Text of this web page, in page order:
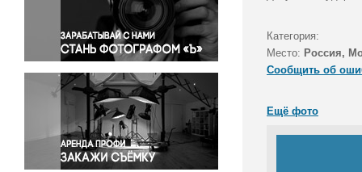
Правосудие
Происшествия и конфликты
Религия
Светская жизнь
Спорт
Экология
Экономика и бизнес
Категория:
Место: Россия,
Сообщить об
Ещё фото